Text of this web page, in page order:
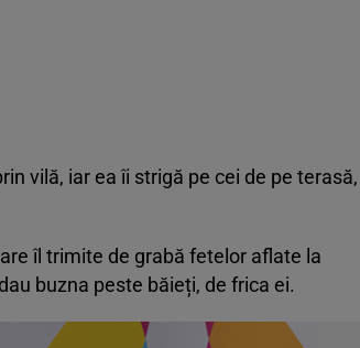
vilă, iar ea îi strigă pe cei de pe terasă,
îl trimite de grabă fetelor aflate la
buzna peste băieți, de frica ei.